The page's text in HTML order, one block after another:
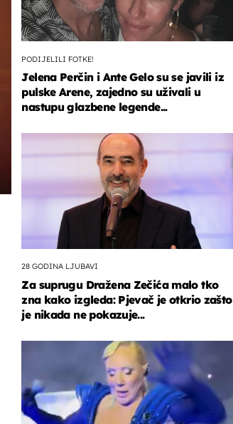
PODIJELILI FOTKE!
Jelena Perčin i Ante Gelo su se javili iz
pulske Arene, zajedno su uživali u
nastupu glazbene legende...
28 GODINA LJUBAVI
Za suprugu Dražena Zečića malo tko
zna kako izgleda: Pjevač je otkrio zašto
je nikada ne pokazuje...